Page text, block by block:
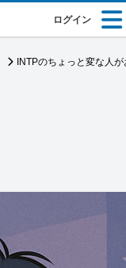
ログイン
INTPのちょっと変な人